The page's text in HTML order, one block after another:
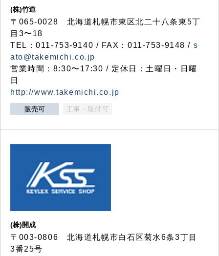
(株)竹道
〒065-0028 北海道札幌市東区北二十八条東5丁
目3〜18
TEL：011-753-9140 / FAX：011-753-9148 / s
ato@takemichi.co.jp
営業時間：8:30〜17:30 / 定休日：土曜日・日曜
日
http://www.takemichi.co.jp
販売可 工事・取付可
(株)開成
〒003-0806 北海道札幌市白石区菊水6条3丁目
3番25号